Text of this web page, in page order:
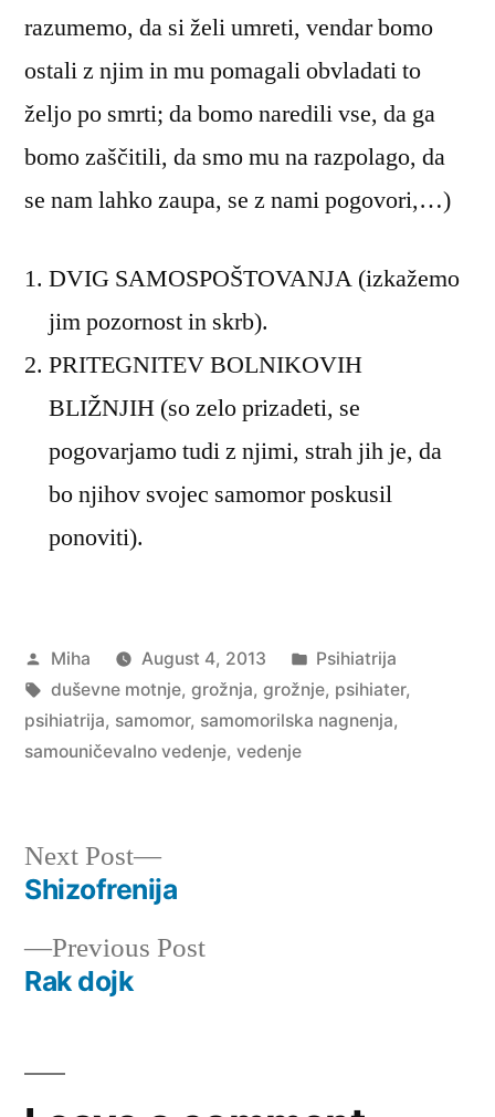
razumemo, da si želi umreti, vendar bomo
ostali z njim in mu pomagali obvladati to
željo po smrti; da bomo naredili vse, da ga
bomo zaščitili, da smo mu na razpolago, da
se nam lahko zaupa, se z nami pogovori,…)
DVIG SAMOSPOŠTOVANJA (izkažemo
jim pozornost in skrb).
PRITEGNITEV BOLNIKOVIH
BLIŽNJIH (so zelo prizadeti, se
pogovarjamo tudi z njimi, strah jih je, da
bo njihov svojec samomor poskusil
ponoviti).
Posted
by
Miha August 4, 2013
Posted
in
Psihiatrija
Tags:
duševne motnje, grožnja, grožnje, psihiater,
psihiatrija, samomor, samomorilska nagnenja,
samouničevalno vedenje, vedenje
Post
navigation
Previous PostPrevious
Rak dojk
Next Post
Next
post:
Shizofrenija